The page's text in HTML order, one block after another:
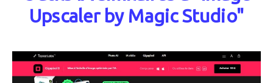
Upscaler by Magic Studio"